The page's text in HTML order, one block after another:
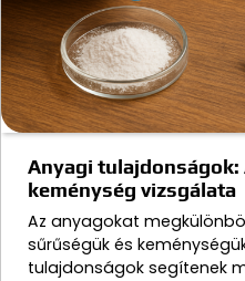
Anyagi tulajdonságok:
keménység vizsgálata
Az anyagokat
sűrűségük és
tulajdonságok segítenek